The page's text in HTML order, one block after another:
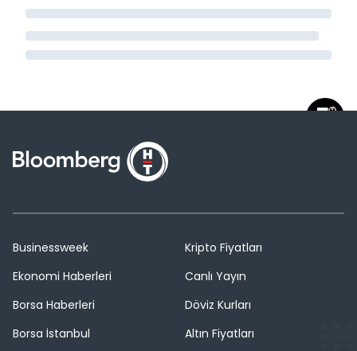
Businessweek
Ekonomi Haberleri
Borsa Haberleri
Borsa İstanbul
Kripto Fiyatları
Canlı Yayın
Döviz Kurları
Altın Fiyatları